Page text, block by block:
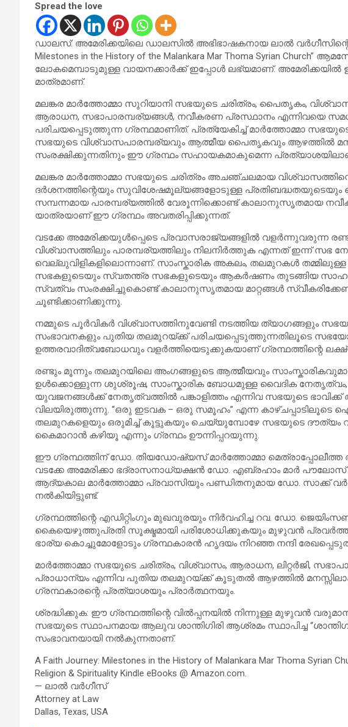
Spread the love
ഡാലസ്: അമേരിക്കയിലെ ഡാലസിൽ അഭിഭാഷകനായ ലാൽ വർഗീസിന്റെ
Milestones in the History of the Malankara Mar Thoma Syrian
ലോകമെമ്പാടുമുള്ള വായനക്കാർക്ക് ഇപ്പോൾ ലഭ്യമാണ്. അമേരിക്കയിൽ
മാത്രമാണ്.
മലങ്കര മാർത്തോമ്മാ സുറിയാനി സഭയുടെ ചരിത്രം, പൈതൃകം,
ആരാധന, സഭാപാരമ്പര്യങ്ങൾ, നവീകരണ പ്രസ്ഥാനം എന്നിവയെ
പരിചയപ്പെടുത്തുന്ന ഗ്രന്ഥമാണിത്. പ്രത്യേകിച്ച് മാർത്തോമ്മാ
സഭയുടെ വിശ്വാസപാരമ്പര്യവും ആത്മീയ പൈതൃകവും ആഴത്തിൽ
സംരക്ഷിക്കുന്നതിനും ഈ ഗ്രന്ഥം സഹായകമാകുമെന്ന പ്രത്യാശയിലാണ്
മലങ്കര മാർത്തോമ്മാ സഭയുടെ ചരിത്രം അചഞ്ചലമായ
ദർശനത്തിന്റെയും സുവിശേഷമൂല്യങ്ങളോടുള്ള പ്രതിബദ്ധതയുടെയും
സമ്പന്നമായ പാരമ്പര്യത്തിൽ വേരൂന്നിക്കൊണ്ട് കാലാനുസൃതമായ
യാത്രയാണ് ഈ ഗ്രന്ഥം അവതരിപ്പിക്കുന്നത്.
വടക്കേ അമേരിക്കയുൾപ്പെടെ പ്രവാസരാജ്യങ്ങളിൽ വളർന്നുവരുന്ന
വിശ്വാസത്തിലും പാരമ്പര്യത്തിലും നിലനിർത്തുക എന്നത് ഇന്ന് സഭ
വെല്ലുവിളികളിലൊന്നാണ്. സാംസ്കാരിക അകലം, തലമുറകൾ
സഭകളുടെയും സ്വതന്ത്ര സഭകളുടെയും ആകർഷണം തുടങ്ങിയ
സ്വത്വം സംരക്ഷിച്ചുകൊണ്ട് കാലാനുസൃതമായ മാറ്റങ്ങൾ
ചൂണ്ടിക്കാണിക്കുന്നു.
നമ്മുടെ പൂർവികർ വിശ്വാസത്തിനുവേണ്ടി നടത്തിയ ത്യാഗങ്ങളും
സംഭാവനകളും പുതിയ തലമുറയ്ക്ക് പരിചയപ്പെടുത്തുന്നതിലൂടെ
ഉത്തരവാദിത്വബോധവും വളർത്തിയെടുക്കുകയാണ് ഗ്രന്ഥത്തിന്റെ
രണ്ടും മൂന്നും തലമുറയിലെ അംഗങ്ങളുടെ ആത്മീയവും
ഉൾക്കൊള്ളുന്ന ശുശ്രൂഷ, സാംസ്കാരിക ബോധമുള്ള വൈദിക
യുവജനങ്ങൾക്ക് നേതൃത്വത്തിൽ പങ്കാളിത്തം എന്നിവ സഭയുടെ
വിലയിരുത്തുന്നു. “ഒരു ഇടവക – ഒരു സമൂഹം” എന്ന
തലമുറകളെയും ഒരുമിച്ച് കൂട്ടുകയും ചെയ്യുമ്പോഴേ സഭയുടെ ദൗത്യം
കൈമാറാൻ കഴിയൂ എന്നും ഗ്രന്ഥം ഊന്നിപ്പറയുന്നു.
ഈ ഗ്രന്ഥത്തിന് ഡോ. തിയഡോഷ്യസ് മാർത്തോമ്മാ മെത്രാപ്പോലീത്ത
വടക്കേ അമേരിക്കാ ഭദ്രാസനാധ്യക്ഷൻ ഡോ. എബ്രഹാം മാർ പൗലോസ്
ആദ്യകാല മാർത്തോമ്മാ പ്രവാസിയും പണ്ഡിതനുമായ ഡോ. സാക്ക്
നൽകിയിട്ടുണ്ട്.
ഗ്രന്ഥത്തിന്റെ എഡിറ്റിംഗും മുഖവുരയും നിർവഹിച്ച റവ. ഡോ.
കൈയെഴുത്തുപ്രതി സൂക്ഷ്മമായി പരിശോധിക്കുകയും മുഴുവൻ
ഭാര്യ കൊച്ചുമോളോടും ഗ്രന്ഥകാരൻ ഹൃദയം നിറഞ്ഞ നന്ദി
മാർത്തോമ്മാ സഭയുടെ ചരിത്രം, വിശ്വാസം, ആരാധന, ലിറ്റർജി,
പ്രാധാന്യം എന്നിവ പുതിയ തലമുറയ്ക്ക് കൂടുതൽ ആഴത്തിൽ
ഗ്രന്ഥകാരന്റെ പ്രത്യാശയും പ്രാർത്ഥനയും.
ശ്രദ്ധിക്കുക: ഈ ഗ്രന്ഥത്തിന്റെ വിൽപ്പനയിൽ നിന്നുള്ള മുഴുവൻ
സഭയുടെ സ്ഥാപനമായ ആലുവ ശാന്തിഗിരി ആശ്രമം സ്ഥാപിച്ച
സംഭാവനയായി നൽകുന്നതാണ്.
A Faith Journey: Milestones in the History of Malankara Mar Thoma Syrian
Religion & Spirituality Kindle eBooks @ Amazon.com.
— ലാൽ വർഗീസ്
Attorney at Law
Dallas, Texas, USA